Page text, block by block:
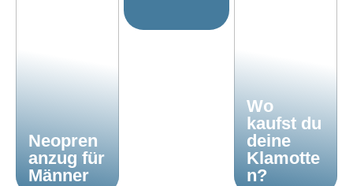
Neopren
anzug für
Männer
Wo
kaufst du
deine
Klamotte
n?